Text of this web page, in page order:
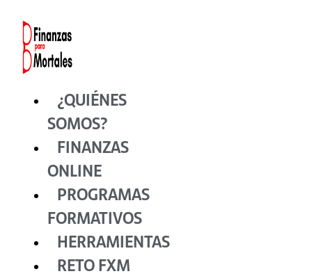
contenido
¿QUIÉNES
SOMOS?
FINANZAS
ONLINE
PROGRAMAS
FORMATIVOS
HERRAMIENTAS
RETO FXM